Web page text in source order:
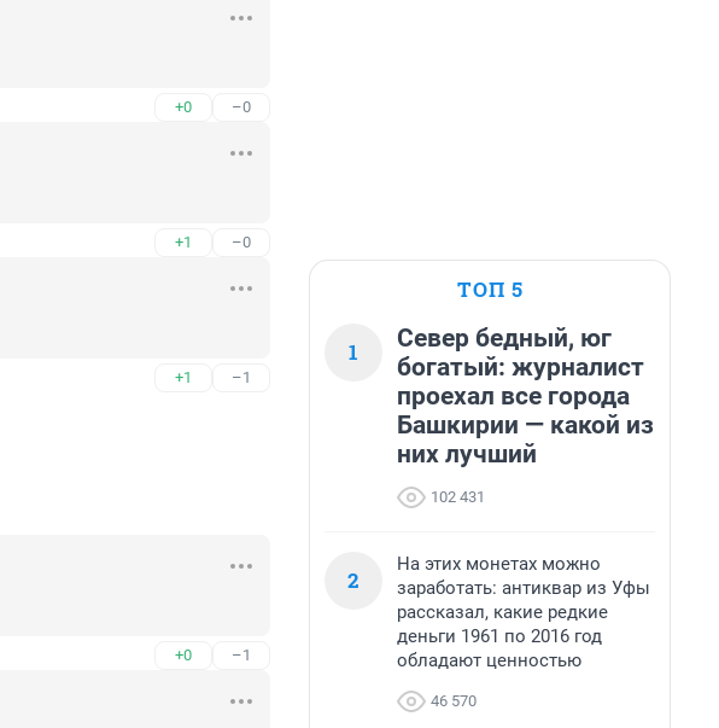
+0 –0
+1 –0
+1 –1
+0 –1
ТОП 5
1
Север бедный, юг
богатый: журналист
проехал все города
Башкирии — какой из
них лучший
102 431
2
На этих монетах можно
заработать: антиквар из Уфы
рассказал, какие редкие
деньги 1961 по 2016 год
обладают ценностью
46 570